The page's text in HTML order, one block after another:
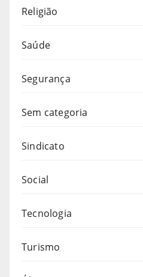
Religião
Saúde
Segurança
Sem categoria
Sindicato
Social
Tecnologia
Turismo